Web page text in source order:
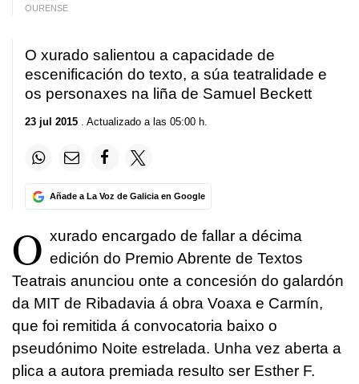
OURENSE
O xurado salientou a capacidade de
escenificación do texto, a súa teatralidade e
os personaxes na liña de Samuel Beckett
23 jul 2015 . Actualizado a las 05:00 h.
Añade a La Voz de Galicia en Google
O xurado encargado de fallar a décima
edición do Premio Abrente de Textos
Teatrais anunciou onte a concesión do galardón
da MIT de Ribadavia á obra Voaxa e Carmín,
que foi remitida á convocatoria baixo o
pseudónimo Noite estrelada. Unha vez aberta a
plica a autora premiada resulto ser Esther F.